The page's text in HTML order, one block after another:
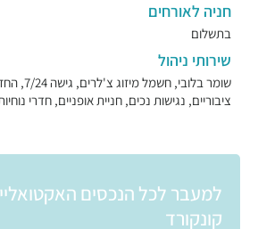
חניה לאורחים
בתשלום
שירותי ניהול
שומר בלובי,
ציבוריים, נגישות נכים, חניית אופניים, חדרי
למעבר לכל הנכסים
קונקורד